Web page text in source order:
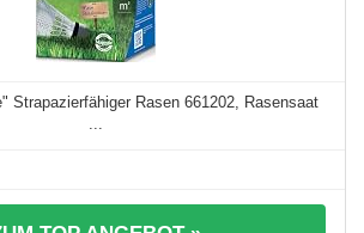
Strapazierfähiger Rasen 661202, Rasensaat